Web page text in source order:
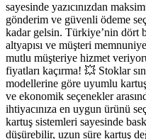
sayesinde yazıcınızdan
gönderim ve güvenli ödeme
kadar gelsin. Türkiye’nin dört
altyapısı ve müşteri
mutlu müşteriye hizmet
fiyatları kaçırma! 💥 Stoklar
modellerine göre uyumlu
ve ekonomik seçenekler
ihtiyacınıza en uygun ürünü
kartuş sistemleri sayesinde
düşürebilir, uzun süre kartuş